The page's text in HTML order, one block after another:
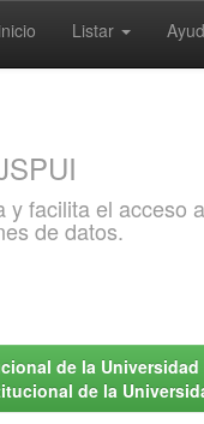
Listar
y facilita el acceso
de datos.
de la
de la